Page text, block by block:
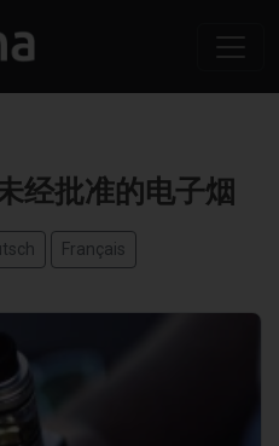
经批准的电子烟
Français